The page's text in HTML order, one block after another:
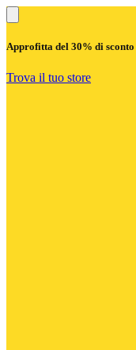
Approfitta del 30% di sconto
Trova il tuo store